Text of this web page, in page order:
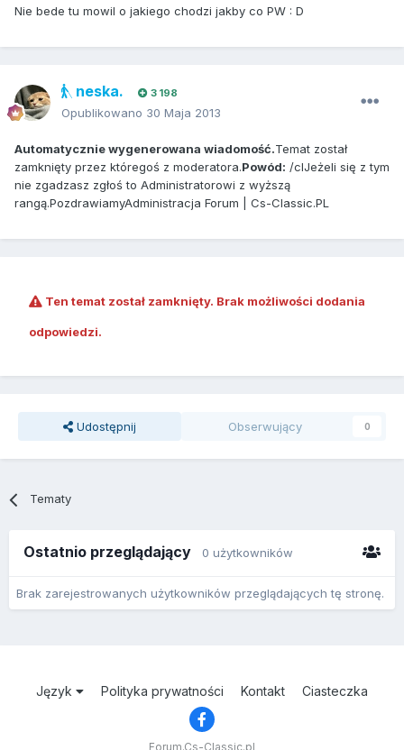
Nie bede tu mowil o jakiego chodzi jakby co PW : D
neska. 3 198
Opublikowano 30 Maja 2013
Automatycznie wygenerowana wiadomość.Temat został
zamknięty przez któregoś z moderatora.Powód: /clJeżeli się z tym
nie zgadzasz zgłoś to Administratorowi z wyższą
rangą.PozdrawiamyAdministracja Forum | Cs-Classic.PL
Ten temat został zamknięty. Brak możliwości dodania
odpowiedzi.
Udostępnij Obserwujący 0
Tematy
Ostatnio przeglądający 0 użytkowników
Brak zarejestrowanych użytkowników przeglądających tę stronę.
Język Polityka prywatności Kontakt Ciasteczka
Forum.Cs-Classic.pl